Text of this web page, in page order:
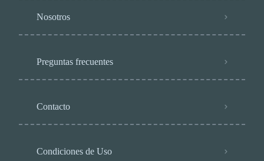
Nosotros
Preguntas frecuentes
Contacto
Condiciones de Uso